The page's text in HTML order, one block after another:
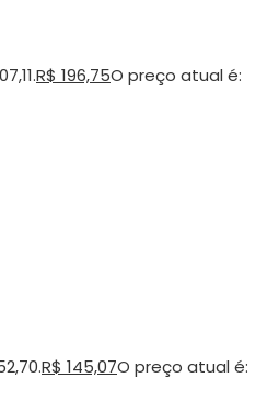
R$ 196,75O preço atual é:
R$ 145,07O preço atual é: